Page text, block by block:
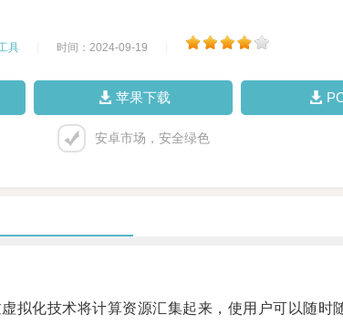
具 时间：2024-09-19
苹果下载
安卓市场，安全绿色
化技术将计算资源汇集起来，使用户可以随时